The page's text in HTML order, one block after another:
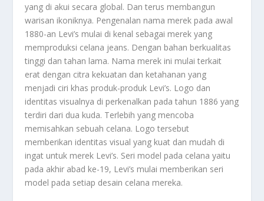
yang di akui secara global. Dan terus membangun
warisan ikoniknya. Pengenalan nama merek pada awal
1880-an Levi’s mulai di kenal sebagai merek yang
memproduksi celana jeans. Dengan bahan berkualitas
tinggi dan tahan lama. Nama merek ini mulai terkait
erat dengan citra kekuatan dan ketahanan yang
menjadi ciri khas produk-produk Levi’s. Logo dan
identitas visualnya di perkenalkan pada tahun 1886 yang
terdiri dari dua kuda. Terlebih yang mencoba
memisahkan sebuah celana. Logo tersebut
memberikan identitas visual yang kuat dan mudah di
ingat untuk merek Levi’s. Seri model pada celana yaitu
pada akhir abad ke-19, Levi’s mulai memberikan seri
model pada setiap desain celana mereka.